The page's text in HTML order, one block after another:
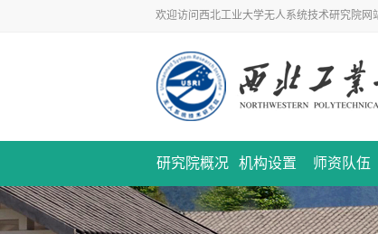
欢迎访问西北工业大学无人系统技术研究院网
研究院概况 机构设置 师资队伍